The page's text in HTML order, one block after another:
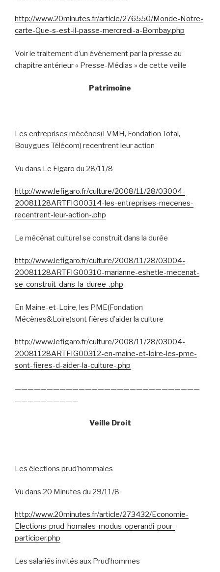
http://www.20minutes.fr/article/276550/Monde-Notre-
carte-Que-s-est-il-passe-mercredi-a-Bombay.php
Voir le traitement d’un événement par la presse au
chapitre antérieur « Presse-Médias » de cette veille
Patrimoine
Les entreprises mécènes(LVMH, Fondation Total,
Bouygues Télécom) recentrent leur action
Vu dans Le Figaro du 28/11/8
http://www.lefigaro.fr/culture/2008/11/28/03004-
20081128ARTFIG00314-les-entreprises-mecenes-
recentrent-leur-action-.php
Le mécénat culturel se construit dans la durée
http://www.lefigaro.fr/culture/2008/11/28/03004-
20081128ARTFIG00310-marianne-eshetle-mecenat-
se-construit-dans-la-duree-.php
En Maine-et-Loire, les PME(Fondation
Mécènes&Loire)sont fières d’aider la culture
http://www.lefigaro.fr/culture/2008/11/28/03004-
20081128ARTFIG00312-en-maine-et-loire-les-pme-
sont-fieres-d-aider-la-culture-.php
—————————————————————————————
——————————
Veille Droit
Les élections prud’hommales
Vu dans 20 Minutes du 29/11/8
http://www.20minutes.fr/article/273432/Economie-
Elections-prud-homales-modus-operandi-pour-
participer.php
Les salariés invités aux Prud’hommes